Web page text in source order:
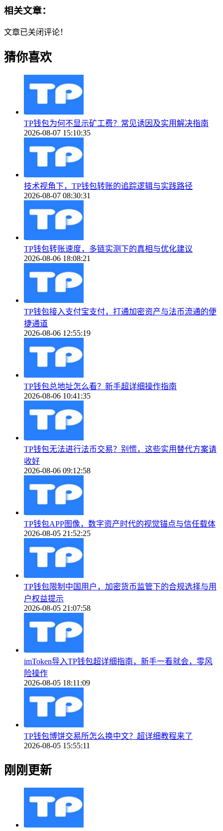
相关文章：
文章已关闭评论！
猜你喜欢
TP钱包为何不显示矿工费？常见诱因及实用解决指南
2026-08-07 15:10:35
技术视角下，TP钱包转账的追踪逻辑与实践路径
2026-08-07 08:30:31
TP钱包转账速度，多链实测下的真相与优化建议
2026-08-06 18:08:21
TP钱包接入支付宝支付，打通加密资产与法币流通的便
捷通道
2026-08-06 12:55:19
TP钱包总地址怎么看？新手超详细操作指南
2026-08-06 10:41:35
TP钱包无法进行法币交易？别慌，这些实用替代方案请
收好
2026-08-06 09:12:58
TP钱包APP图像，数字资产时代的视觉锚点与信任载体
2026-08-05 21:52:25
TP钱包限制中国用户，加密货币监管下的合规选择与用
户权益提示
2026-08-05 21:07:58
imToken导入TP钱包超详细指南，新手一看就会，零风
险操作
2026-08-05 18:11:09
TP钱包博饼交易所怎么换中文？超详细教程来了
2026-08-05 15:55:11
刚刚更新